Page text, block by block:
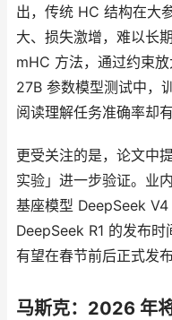
出，传统 HC 结构在大
大、损失激增，难以长
mHC 方法，通过约束
27B 参数模型测试中，
阅读理解任务准确率却
更受关注的是，论文中
实验」进一步验证。业
基座模型 DeepSeek
DeepSeek R1 的发布
有望在春节前后正式发
马斯克：2026 年